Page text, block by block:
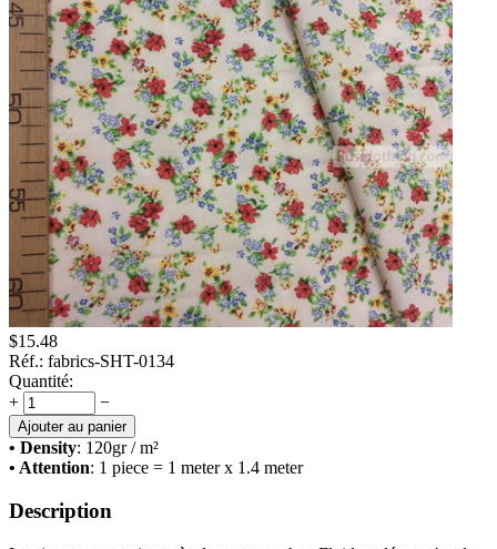
$15.48
Réf.: fabrics-SHT-0134
Quantité:
+
−
Ajouter au panier
• Density: 120gr / m²
• Attention: 1 piece = 1 meter x 1.4 meter
Description